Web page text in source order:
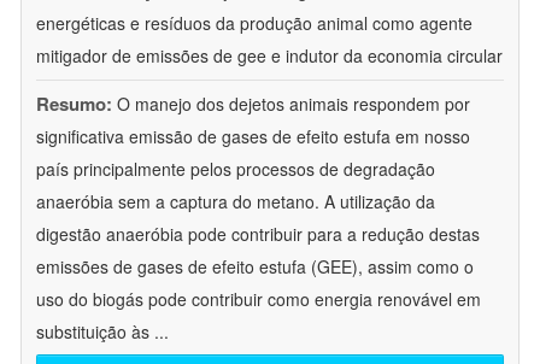
energéticas e resíduos da produção animal como agente
mitigador de emissões de gee e indutor da economia circular
Resumo: O manejo dos dejetos animais respondem por
significativa emissão de gases de efeito estufa em nosso
país principalmente pelos processos de degradação
anaeróbia sem a captura do metano. A utilização da
digestão anaeróbia pode contribuir para a redução destas
emissões de gases de efeito estufa (GEE), assim como o
uso do biogás pode contribuir como energia renovável em
substituição às ...